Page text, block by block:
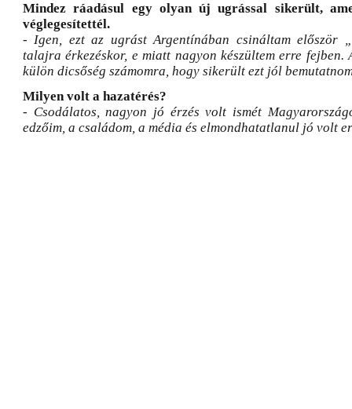
Mindez ráadásul egy olyan új ugrással sikerült,
véglegesítettél.
- Igen, ezt az ugrást Argentínában csináltam először
talajra érkezéskor, e miatt nagyon készültem erre fejben.
külön dicsőség számomra, hogy sikerült ezt jól
Milyen volt a hazatérés?
- Csodálatos, nagyon jó érzés volt ismét
edzőim, a családom, a média és elmondhatatlanul jó volt